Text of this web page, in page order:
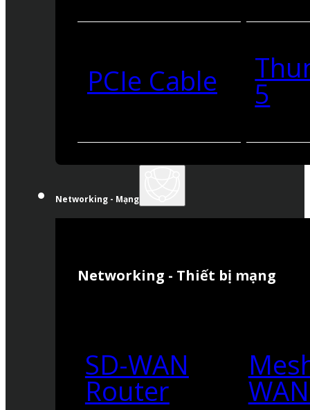
PCIe Cable 5
Networking - Mạng
Networking - Thiết bị mạng
SD-WAN
Router